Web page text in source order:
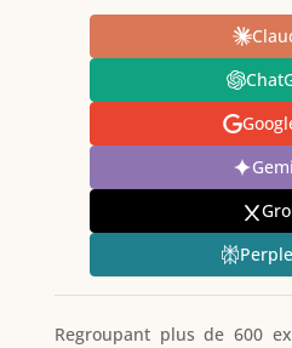
Regroupant plus de 600